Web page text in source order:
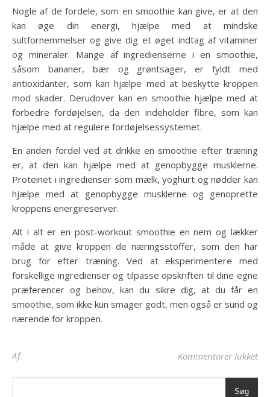
Nogle af de fordele, som en smoothie kan give, er at den
kan øge din energi, hjælpe med at mindske
sultfornemmelser og give dig et øget indtag af vitaminer
og mineraler. Mange af ingredienserne i en smoothie,
såsom bananer, bær og grøntsager, er fyldt med
antioxidanter, som kan hjælpe med at beskytte kroppen
mod skader. Derudover kan en smoothie hjælpe med at
forbedre fordøjelsen, da den indeholder fibre, som kan
hjælpe med at regulere fordøjelsessystemet.
En anden fordel ved at drikke en smoothie efter træning
er, at den kan hjælpe med at genopbygge musklerne.
Proteinet i ingredienser som mælk, yoghurt og nødder kan
hjælpe med at genopbygge musklerne og genoprette
kroppens energireserver.
Alt i alt er en post-workout smoothie en nem og lækker
måde at give kroppen de næringsstoffer, som den har
brug for efter træning. Ved at eksperimentere med
forskellige ingredienser og tilpasse opskriften til dine egne
præferencer og behov, kan du sikre dig, at du får en
smoothie, som ikke kun smager godt, men også er sund og
nærende for kroppen.
Af Kommentarer lukkettil
Søg